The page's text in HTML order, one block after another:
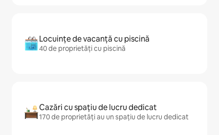
Locuințe de vacanță cu piscină
40 de proprietăți cu piscină
Cazări cu spațiu de lucru dedicat
170 de proprietăți au un spațiu de lucru dedicat